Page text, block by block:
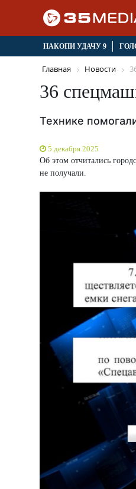
НАКОПИ УДАЧУ 9
Главная Новости
36
Технике
5 декабря 2025
Об этом отчитались
не получали.